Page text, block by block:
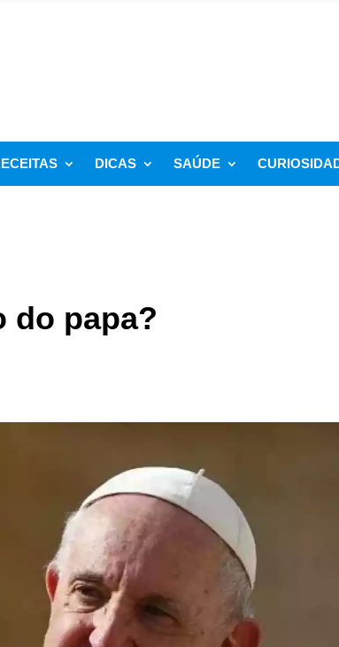
DICAS SAÚDE
do papa?